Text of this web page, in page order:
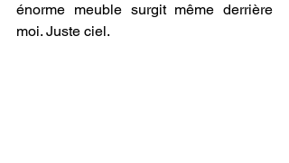
énorme meuble surgit même derrière
moi. Juste ciel.